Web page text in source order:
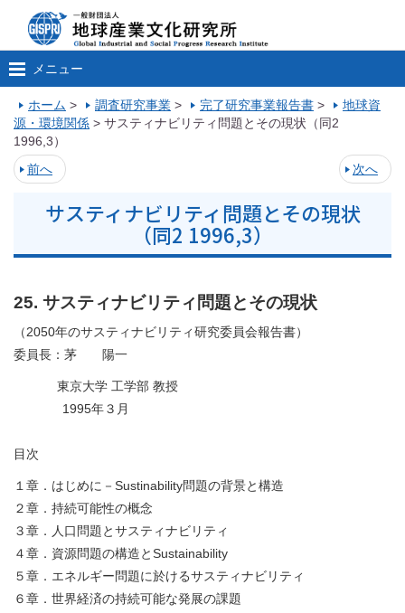
メニュー
ホーム > 調査研究事業 > 完了研究事業報告書 >
地球資
源・環境関係 > サスティナビリティ問題とその現状（同2
1996,3）
前へ
次へ
サスティナビリティ問題とその現状
（同2 1996,3）
25. サスティナビリティ問題とその現状
（2050年のサスティナビリティ研究委員会報告書）
委員長：茅 陽一
東京大学 工学部 教授
1995年３月
目次
１章．はじめに－Sustinability問題の背景と構造
２章．持続可能性の概念
３章．人口問題とサスティナビリティ
４章．資源問題の構造とSustainability
５章．エネルギー問題に於けるサスティナビリティ
６章．世界経済の持続可能な発展の課題